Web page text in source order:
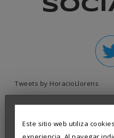
Tweets by HoracioLlorens
Este sitio web utiliza